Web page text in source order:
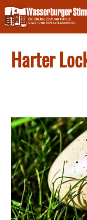
Skip
to
content
Harter